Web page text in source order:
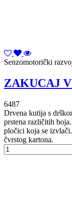
Senzomotorički
ZAKUCAJ
6487
Drvena kutija s
prstena različitih
pločici koja se
čvrstog kartona.